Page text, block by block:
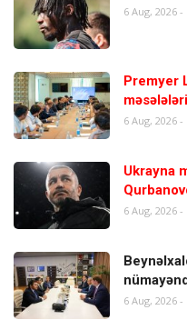
6 Aug, 2026 -
Premyer
6 Aug, 2026 -
Ukrayna
6 Aug, 2026 -
6 Aug, 2026 -